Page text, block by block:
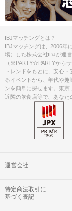
IBJマッチングとは？
IBJマッチングは、2006年
場）した株式会社IBJが運
（※PARTY☆PARTYから
トレンドをもとに、安心
るイベントから、年代や趣
ンを簡単に探せます。東
近隣の飲食店等で、あなた
運営会社
特定商法取引に
基づく表記